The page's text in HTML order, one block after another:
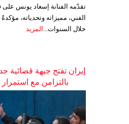
الفني، مميزاته وتحدياته،
خلال السنوات... المزيد
إيران تفتح جبهة
بالتزامن مع